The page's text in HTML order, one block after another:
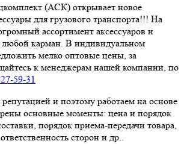
(АСК) открывает новое
для грузового транспорта!!! На
ассортимент аксессуаров и
карман. В индивидуальном
мелко оптовые цены, за
к менеджерам нашей компании, по
59-31
и поэтому работаем на основе
основные моменты: цена и порядок
порядок приема-передачи товара,
сторон и др..